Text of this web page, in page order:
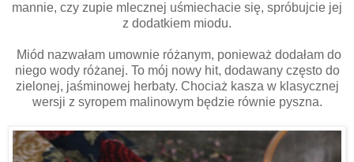
mannie, czy zupie mlecznej uśmiechacie się, spróbujcie jej
z dodatkiem miodu.
Miód nazwałam umownie różanym, ponieważ dodałam do
niego wody różanej. To mój nowy hit, dodawany często do
zielonej, jaśminowej herbaty. Chociaż kasza w klasycznej
wersji z syropem malinowym będzie równie pyszna.